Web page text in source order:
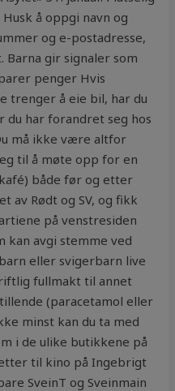
å oppgi navn og
og e-postadresse,
Barna gir signaler som
penger Hvis
trenger å eie bil, har du
du har forandret seg hos
må ikke være altfor
til å møte opp for en
både før og etter
av Rødt og SV, og fikk
på venstresiden
kan avgi stemme ved
eller svigerbarn live
fullmakt til annet
(paracetamol eller
minst kan du ta med
i de ulike butikkene på
til kino på Ingebrigt
SveinT og Sveinmain